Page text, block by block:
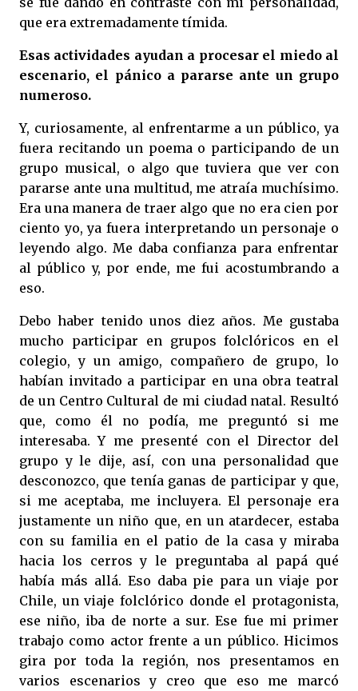
que era extremadamente tímida.
Esas actividades ayudan a procesar el miedo al
escenario, el pánico a pararse ante un grupo
numeroso.
Y, curiosamente, al enfrentarme a un público, ya
fuera recitando un poema o participando de un
grupo musical, o algo que tuviera que ver con
pararse ante una multitud, me atraía muchísimo.
Era una manera de traer algo que no era cien por
ciento yo, ya fuera interpretando un personaje o
leyendo algo. Me daba confianza para enfrentar
al público y, por ende, me fui acostumbrando a
eso.
Debo haber tenido unos diez años. Me gustaba
mucho participar en grupos folclóricos en el
colegio, y un amigo, compañero de grupo, lo
habían invitado a participar en una obra teatral
de un Centro Cultural de mi ciudad natal. Resultó
que, como él no podía, me preguntó si me
interesaba. Y me presenté con el Director del
grupo y le dije, así, con una personalidad que
desconozco, que tenía ganas de participar y que,
si me aceptaba, me incluyera. El personaje era
justamente un niño que, en un atardecer, estaba
con su familia en el patio de la casa y miraba
hacia los cerros y le preguntaba al papá qué
había más allá. Eso daba pie para un viaje por
Chile, un viaje folclórico donde el protagonista,
ese niño, iba de norte a sur. Ese fue mi primer
trabajo como actor frente a un público. Hicimos
gira por toda la región, nos presentamos en
varios escenarios y creo que eso me marcó